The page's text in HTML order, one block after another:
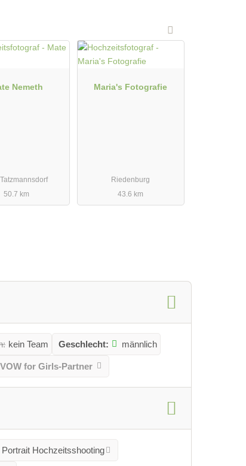
Nemeth
50.7 km
Maria's Fotografie
Riedenburg
43.6 km
kein Team Geschlecht: männlich
VOW for Girls-Partner
Portrait Hochzeitsshooting